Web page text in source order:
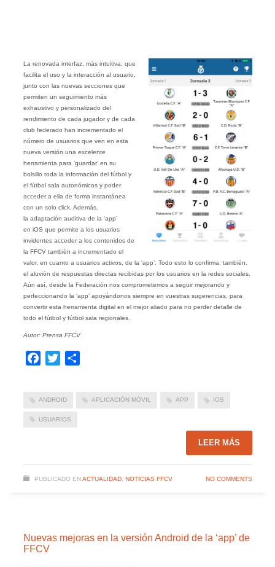
La renovada interfaz, más intuitiva, que
facilita el uso y la interacción al usuario,
junto con las nuevas secciones que
permiten un seguimiento más
exhaustivo y personalizado del
rendimiento de cada jugador y de cada
club federado han incrementado el
número de usuarios que ven en esta
nueva versión una excelente
herramienta para ‘guardar’ en su
bolsillo toda la información del fútbol y
el fútbol sala autonómicos y poder
acceder a ella de forma instantánea
con un solo click. Además,
la adaptación auditiva de la ‘app’
en iOS que permite a los usuarios
invidentes acceder a los contenidos de
la FFCV también a incrementado el
valor, en cuanto a usuarios activos, de la ‘app’. Todo esto lo confirma, también,
el aluvión de respuestas directas recibidas por los usuarios en la redes sociales.
Aún así, desde la Federación nos comprometemos a seguir mejorando y
perfeccionando la ‘app’ apoyándonos siempre en vuestras sugerencias, para
convertir esta herramienta digital en el mejor aliado para no perder detalle de
todo el fútbol y fútbol sala regionales.
Autor: Prensa FFCV
Facebook
Twitter
ANDROID APLICACIÓN MÓVIL APP IOS
USUARIOS
LEER MÁS
PUBLICADO EN ACTUALIDAD, NOTICIAS FFCV NO COMMENTS
Nuevas mejoras en la versión Android de la ‘app’ de
FFCV